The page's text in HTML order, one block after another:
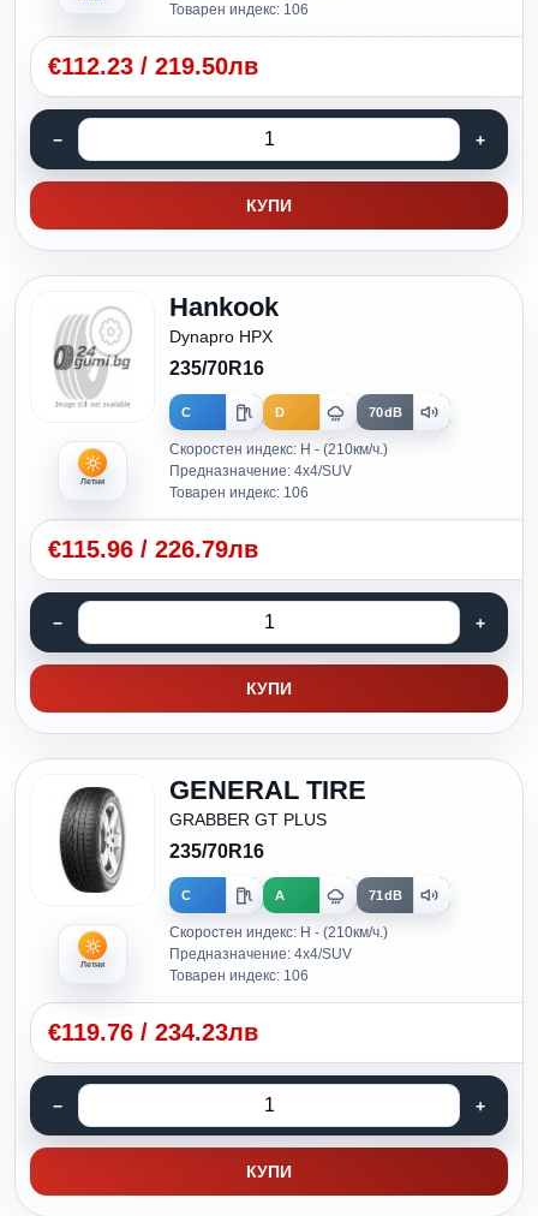
Товарен индекс: 106
€112.23 / 219.50лв
КУПИ
Летни
Hankook
Dynapro HPX
235/70R16
C D 70dB
Скоростен индекс: H - (210км/ч.)
Предназначение: 4x4/SUV
Товарен индекс: 106
€115.96 / 226.79лв
КУПИ
Летни
GENERAL TIRE
GRABBER GT PLUS
235/70R16
C A 71dB
Скоростен индекс: H - (210км/ч.)
Предназначение: 4x4/SUV
Товарен индекс: 106
€119.76 / 234.23лв
КУПИ